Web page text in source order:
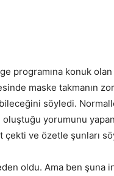
programına konuk
maske takmanın
söyledi.
yorumunu
çekti ve özetle şunları
oldu. Ama ben şuna